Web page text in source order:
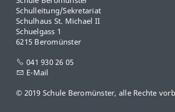
Schulleitung/Sekretariat
Schulhaus St. Michael II
Schuelgass 1
6215 Beromünster
041 930 26 05
E-Mail
© 2019 Schule Beromünster, alle Rechte